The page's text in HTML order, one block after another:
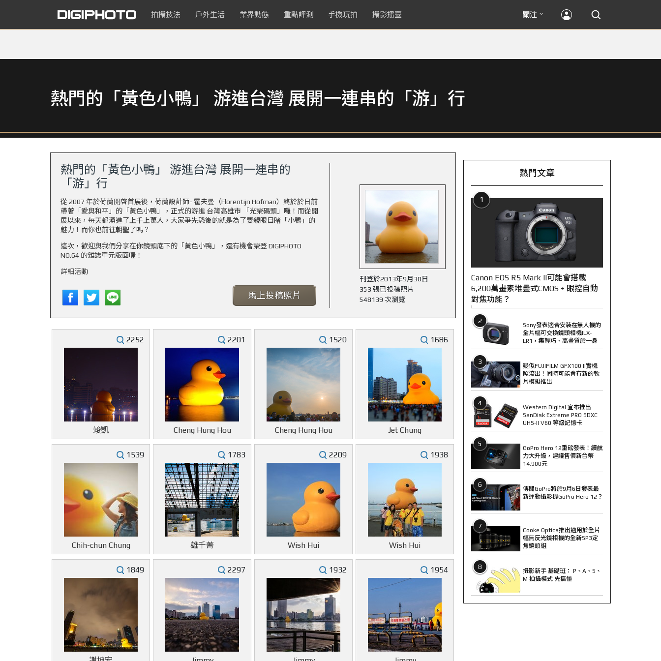
拍攝技法 戶外生活 業界動態 重點評測 手機玩拍 攝影擂臺 關注
熱門的「黃色小鴨」 游進台灣 展開一連串的「游」行
熱門的「黃色小鴨」 游進台灣 展開一連串的
「游」行
從 2007 年於荷蘭開啓首展後，荷蘭設計師- 霍夫曼（Florentijn Hofman）終於於日前
帶著「愛與和平」的「黃色小鴨」，正式的游進 台灣高雄市 「光榮碼頭」囉！而從開
展以來，每天都湧進了上千上萬人，大家爭先恐後的就是為了要親眼目睹「小鴨」的
魅力！而你也前往朝聖了嗎？
這次，歡迎與我們分享在你鏡頭底下的「黃色小鴨」，還有機會榮登 DIGIPHOTO
NO.64 的雜誌單元版面喔！
詳細活動
馬上投稿照片
刊登於2013年9月30日
353 張已投稿照片
548139 次瀏覽
2252
竣凱
2201
Cheng Hung Hou
1520
Cheng Hung Hou
1686
Jet Chung
1539
Chih-chun Chung
1783
雄千菁
2209
Wish Hui
1938
Wish Hui
1849 2297 1932 1954
熱門文章
1
Canon EOS R5 Mark II可能會搭載
6,200萬畫素堆疊式CMOS + 眼控自動
對焦功能？
2
Sony發表適合安裝在無人機的
全片幅可交換鏡頭相機ILX-
LR1，集輕巧、高畫質於一身
3
疑似FUJIFILM GFX100 II實機
照流出！同時可能會有新的軟
片模擬推出
4
Western Digital 宣布推出
SanDisk Extreme PRO SDXC
UHS-II V60 等級記憶卡
5
GoPro Hero 12重磅發表！續航
力大升級，建議售價新台幣
14,900元
6
傳聞GoPro將於9月6日發表最
新運動攝影機GoPro Hero 12？
7
Cooke Optics推出適用於全片
幅無反光鏡相機的全新SP3定
焦鏡頭組
8
攝影新手 基礎班： P、A、S、
M 拍攝模式 先搞懂